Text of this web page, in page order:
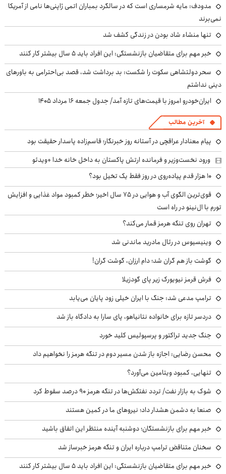
مدودف: مایه شرمساری است که در سالگرد بمباران اتمی ژاپنی‌ها نامی از آمریکا
نمی‌برند
تنها منشاء شاد بودن در زندگی کشف شد
خبر مهم برای متقاضیان بازنشستگی: این افراد باید ۵ سال بیشتر کار کنند
سحر دولتشاهی سکوت را شکست: بد برداشت شد، قصد بی‌احترامی به باورهای
دینی نداشتم
ایران‌خودرو امروز با قیمت‌های تازه آمد/ جدول جمعه ۱۶ مرداد ۱۴۰۵
آخرین مطالب
پیام معنادار عراقچی در آستانه روز خبرنگار؛ قاسم‌زاده پاسدار حقیقت بود
ورود نخست‌وزیر و فرمانده ارتش پاکستان به داخل خانه خدا +ویدئو
۱۰ هزار قدم پیاده‌روی در روز فقط یک تخیل بود؟
قوی‌ترین الگوی آب و هوایی در ۷۵ سال اخیر؛ خطر کمبود مواد غذایی و افزایش
تورم با ال‌نینو در راه است
تهران روی تنگه هرمز قمار می‌کند؟
وینیسیوس در رئال مادرید ماندنی شد
گوشت باز هم گران شد؛ دام ارزان، گوشت گران!
فرش قرمز نیویورک زیر پای گودزیلا
ترامپ مدعی شد: جنگ با ایران خیلی زود پایان می‌یابد
دردسر تازه برای خانواده نتانیاهو، پای سارا به دادگاه باز شد
جنگ جدید تراکتور و پرسپولیس کلید خورد
محسن رضایی: اجازه باز شدن مسیر دوم در تنگه هرمز را نخواهیم داد
تنهایی، کمبود ویتامین می‌آورد؟
شوک به بازار نفت/ تردد نفتکش‌ها در تنگه هرمز ۹۰ درصد سقوط کرد
صنعا به دشمن هشدار داد؛ نیروهای ما در کمین هستند
خبر مهم برای بازنشستگان؛ دوشنبه آینده منتظر این اتفاق باشید
سخنان متناقض ترامپ درباره ایران و تنگه هرمز خبرساز شد
خبر مهم برای متقاضیان بازنشستگی: این افراد باید ۵ سال بیشتر کار کنند